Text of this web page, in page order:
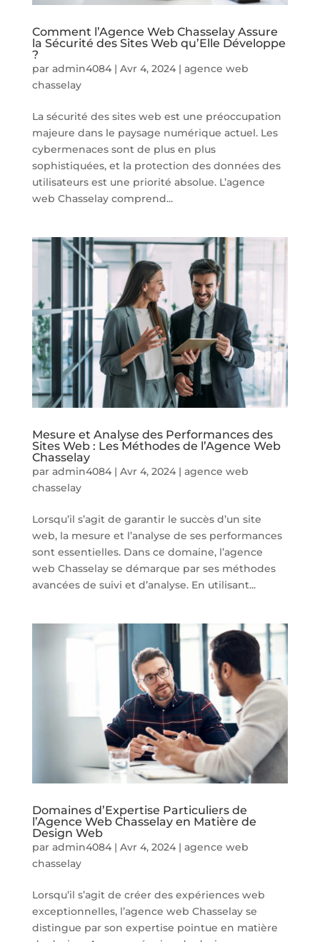
Comment l’Agence Web Chasselay Assure
la Sécurité des Sites Web qu’Elle Développe
?
par admin4084| Avr 4, 2024| agence web
chasselay
La sécurité des sites web est une préoccupation
majeure dans le paysage numérique actuel. Les
cybermenaces sont de plus en plus
sophistiquées, et la protection des données des
utilisateurs est une priorité absolue. L’agence
web Chasselay comprend...
Mesure et Analyse des Performances des
Sites Web : Les Méthodes de l’Agence Web
Chasselay
par admin4084| Avr 4, 2024| agence web
chasselay
Lorsqu’il s’agit de garantir le succès d’un site
web, la mesure et l’analyse de ses performances
sont essentielles. Dans ce domaine, l’agence
web Chasselay se démarque par ses méthodes
avancées de suivi et d’analyse. En utilisant...
Domaines d’Expertise Particuliers de
l’Agence Web Chasselay en Matière de
Design Web
par admin4084| Avr 4, 2024| agence web
chasselay
Lorsqu’il s’agit de créer des expériences web
exceptionnelles, l’agence web Chasselay se
distingue par son expertise pointue en matière